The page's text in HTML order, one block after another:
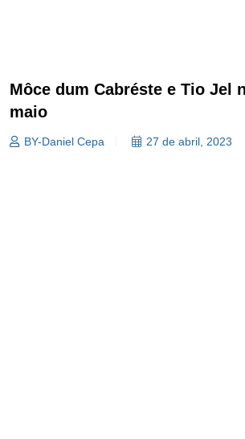
Môce dum Cabréste e Tio Jel
maio
BY-Daniel Cepa 27 de abril, 2023